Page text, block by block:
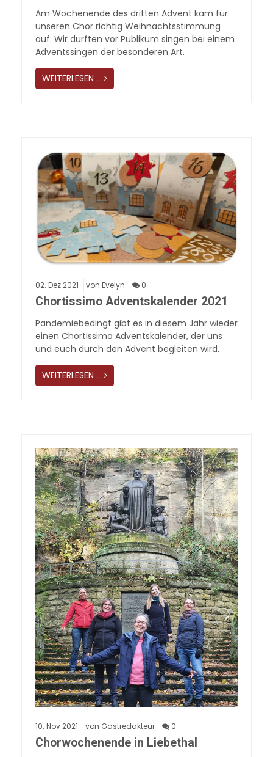
Am Wochenende des dritten Advent kam für
unseren Chor richtig Weihnachtsstimmung
auf: Wir durften vor Publikum singen bei einem
Adventssingen der besonderen Art.
WEITERLESEN …
02. Dez 2021 von Evelyn 0
Chortissimo Adventskalender 2021
Pandemiebedingt gibt es in diesem Jahr wieder
einen Chortissimo Adventskalender, der uns
und euch durch den Advent begleiten wird.
WEITERLESEN …
10. Nov 2021 von Gastredakteur 0
Chorwochenende in Liebethal